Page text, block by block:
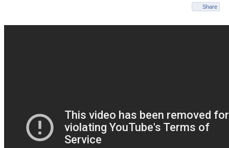
Share